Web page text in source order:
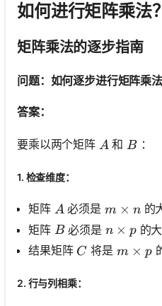
如何进行矩阵乘法？
矩阵乘法的逐步指南
问题：如何逐步进行矩阵乘法
答案：
要乘以两个矩阵 A
A 和 B
B：
1. 检查维度：
矩阵 A
A 必须是 m \times
m × n的
矩阵 B
B必须是 n \times
n × p的大
结果矩阵 C
C 将是 m
m × p
2. 行与列相乘：